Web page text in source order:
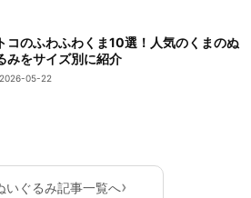
コのふわふわくま10選！人気のくまのぬ
みをサイズ別に紹介
05-22
いぐるみ記事一覧へ›